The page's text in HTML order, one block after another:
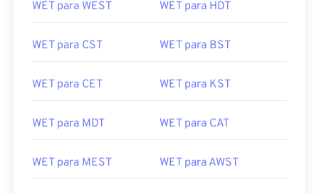
WET para WEST WET para HDT
WET para CST WET para BST
WET para CET WET para KST
WET para MDT WET para CAT
WET para MEST WET para AWST